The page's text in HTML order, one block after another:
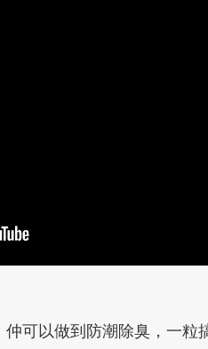
可以做到防潮除臭，一粒